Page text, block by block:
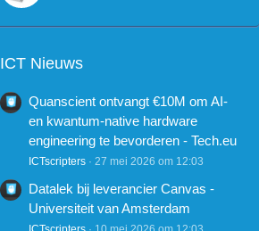
ICT Nieuws
Quanscient ontvangt €10M om AI-
en kwantum-native hardware
engineering te bevorderen - Tech.eu
ICTscripters 27 mei 2026 om 12:03
Datalek bij leverancier Canvas -
Universiteit van Amsterdam